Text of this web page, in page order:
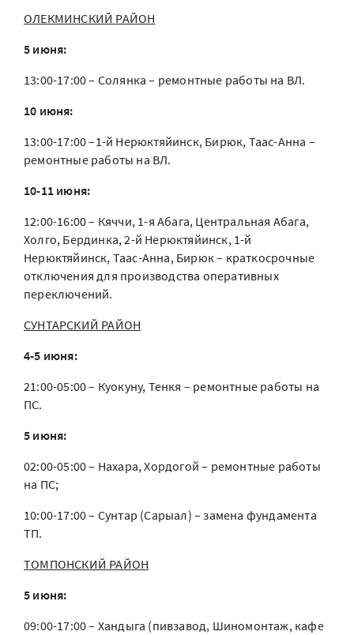
ОЛЕКМИНСКИЙ РАЙОН
5 июня:
13:00-17:00 – Солянка – ремонтные работы на ВЛ.
10 июня:
13:00-17:00 –1-й Нерюктяйинск, Бирюк, Таас-Анна –
ремонтные работы на ВЛ.
10-11 июня:
12:00-16:00 – Кяччи, 1-я Абага, Центральная Абага,
Холго, Бердинка, 2-й Нерюктяйинск, 1-й
Нерюктяйинск, Таас-Анна, Бирюк – краткосрочные
отключения для производства оперативных
переключений.
СУНТАРСКИЙ РАЙОН
4-5 июня:
21:00-05:00 – Куокуну, Тенкя – ремонтные работы на
ПС.
5 июня:
02:00-05:00 – Нахара, Хордогой – ремонтные работы
на ПС;
10:00-17:00 – Сунтар (Сарыал) – замена фундамента
ТП.
ТОМПОНСКИЙ РАЙОН
5 июня:
09:00-17:00 – Хандыга (пивзавод, Шиномонтаж, кафе